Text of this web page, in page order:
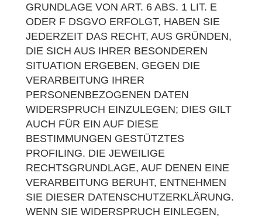
GRUNDLAGE VON ART. 6 ABS. 1 LIT. E
ODER F DSGVO ERFOLGT, HABEN SIE
JEDERZEIT DAS RECHT, AUS GRÜNDEN,
DIE SICH AUS IHRER BESONDEREN
SITUATION ERGEBEN, GEGEN DIE
VERARBEITUNG IHRER
PERSONENBEZOGENEN DATEN
WIDERSPRUCH EINZULEGEN; DIES GILT
AUCH FÜR EIN AUF DIESE
BESTIMMUNGEN GESTÜTZTES
PROFILING. DIE JEWEILIGE
RECHTSGRUNDLAGE, AUF DENEN EINE
VERARBEITUNG BERUHT, ENTNEHMEN
SIE DIESER DATENSCHUTZERKLÄRUNG.
WENN SIE WIDERSPRUCH EINLEGEN,